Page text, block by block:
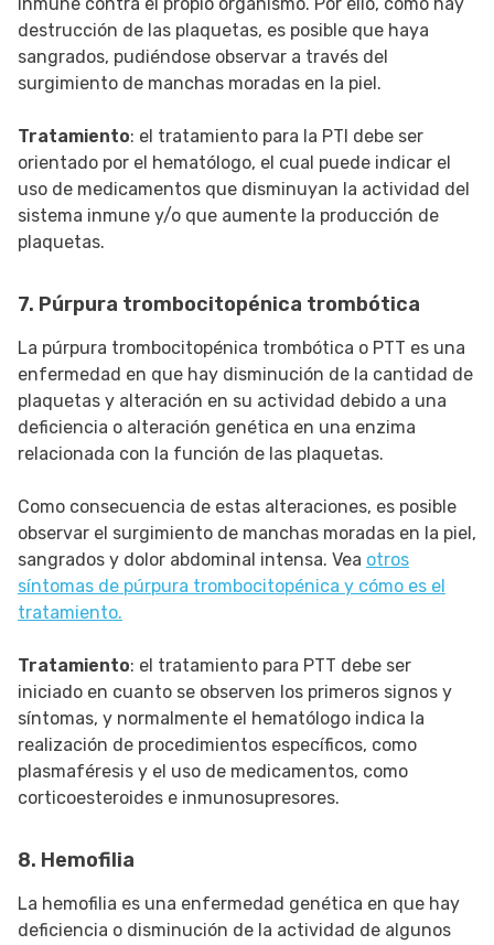
inmune contra el propio organismo. Por ello, como hay
destrucción de las plaquetas, es posible que haya
sangrados, pudiéndose observar a través del
surgimiento de manchas moradas en la piel.
Tratamiento: el tratamiento para la PTI debe ser
orientado por el hematólogo, el cual puede indicar el
uso de medicamentos que disminuyan la actividad del
sistema inmune y/o que aumente la producción de
plaquetas.
7. Púrpura trombocitopénica trombótica
La púrpura trombocitopénica trombótica o PTT es una
enfermedad en que hay disminución de la cantidad de
plaquetas y alteración en su actividad debido a una
deficiencia o alteración genética en una enzima
relacionada con la función de las plaquetas.
Como consecuencia de estas alteraciones, es posible
observar el surgimiento de manchas moradas en la piel,
sangrados y dolor abdominal intensa. Vea otros
síntomas de púrpura trombocitopénica y cómo es el
tratamiento.
Tratamiento: el tratamiento para PTT debe ser
iniciado en cuanto se observen los primeros signos y
síntomas, y normalmente el hematólogo indica la
realización de procedimientos específicos, como
plasmaféresis y el uso de medicamentos, como
corticoesteroides e inmunosupresores.
8. Hemofilia
La hemofilia es una enfermedad genética en que hay
deficiencia o disminución de la actividad de algunos